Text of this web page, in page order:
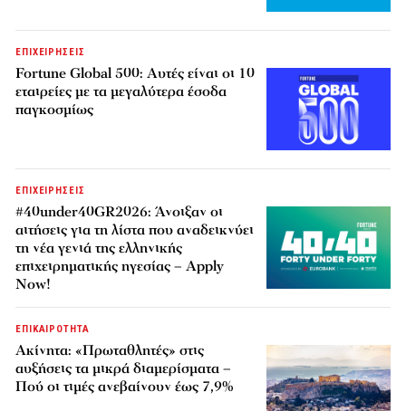
ΕΠΙΧΕΙΡΗΣΕΙΣ
Fortune Global 500: Αυτές είναι οι 10
εταιρείες με τα μεγαλύτερα έσοδα
παγκοσμίως
ΕΠΙΧΕΙΡΗΣΕΙΣ
#40under40GR2026: Άνοιξαν οι
αιτήσεις για τη λίστα που αναδεικνύει
τη νέα γενιά της ελληνικής
επιχειρηματικής ηγεσίας – Apply
Now!
ΕΠΙΚΑΙΡΟΤΗΤΑ
Ακίνητα: «Πρωταθλητές» στις
αυξήσεις τα μικρά διαμερίσματα –
Πού οι τιμές ανεβαίνουν έως 7,9%